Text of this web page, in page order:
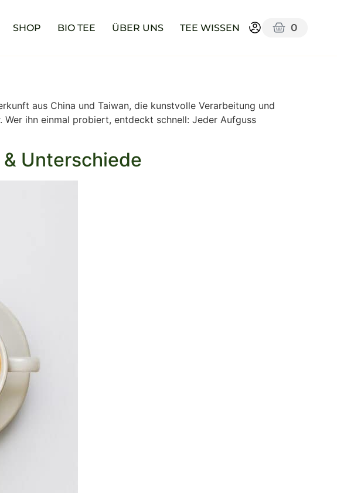
SHOP BIO TEE ÜBER UNS TEE WISSEN 0
aus China und Taiwan, die kunstvolle Verarbeitung und
ihn einmal probiert, entdeckt schnell: Jeder Aufguss
Unterschiede